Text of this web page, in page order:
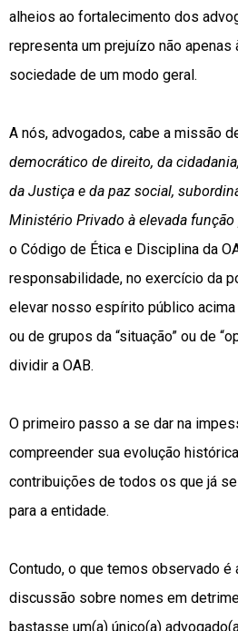
alheios ao fortalecimento dos
representa um prejuízo não
sociedade de um modo geral.
A nós, advogados, cabe a missão
democrático de direito, da
da Justiça e da paz social,
Ministério Privado à elevada
o Código de Ética e Disciplina da
responsabilidade, no exercício da
elevar nosso espírito público
ou de grupos da “situação” ou de
dividir a OAB.
O primeiro passo a se dar na
compreender sua evolução
contribuições de todos os que já
para a entidade.
Contudo, o que temos observado é
discussão sobre nomes em
bastasse um(a) único(a)